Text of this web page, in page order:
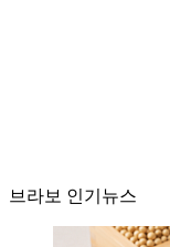
브라보 인기뉴스